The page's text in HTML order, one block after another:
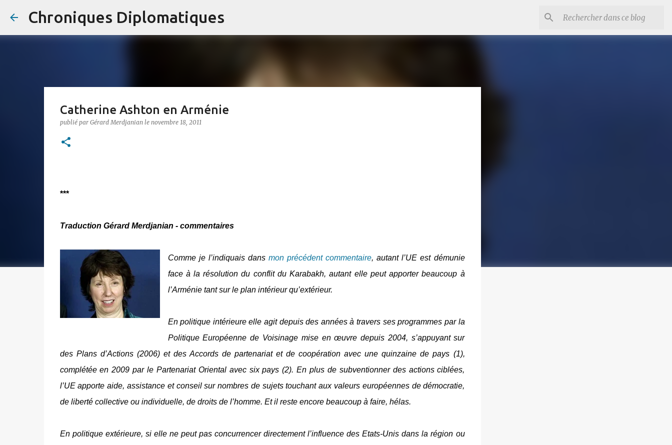
Chroniques Diplomatiques
Catherine Ashton en Arménie
publié par Gérard Merdjanian le novembre 18, 2011
***
Traduction Gérard Merdjanian - commentaires
Comme je l’indiquais dans mon précédent commentaire, autant l’UE est démunie
face à la résolution du conflit du Karabakh, autant elle peut apporter beaucoup à
l’Arménie tant sur le plan intérieur qu’extérieur.
En politique intérieure elle agit depuis des années à travers ses programmes par la
Politique Européenne de Voisinage mise en œuvre depuis 2004, s’appuyant sur
des Plans d’Actions (2006) et des Accords de partenariat et de coopération avec une quinzaine de pays (1),
complétée en 2009 par le Partenariat Oriental avec six pays (2). En plus de subventionner des actions ciblées,
l’UE apporte aide, assistance et conseil sur nombres de sujets touchant aux valeurs européennes de démocratie,
de liberté collective ou individuelle, de droits de l’homme. Et il reste encore beaucoup à faire, hélas.
En politique extérieure, si elle ne peut pas concurrencer directement l’influence des Etats-Unis dans la région ou